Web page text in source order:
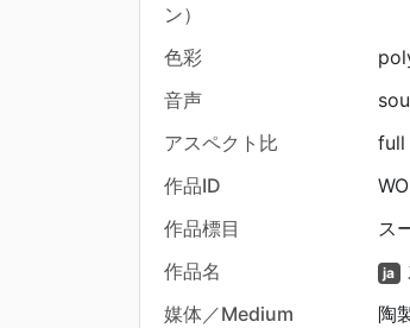
ン）
色彩
音声
アスペクト比
full
作品ID
作品標目
ス
作品名
ja
媒体／Medium
陶